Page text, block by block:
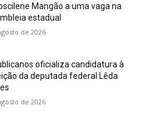
Mangão a uma vaga na
estadual
de 2026
oficializa candidatura à
da deputada federal Lêda
de 2026